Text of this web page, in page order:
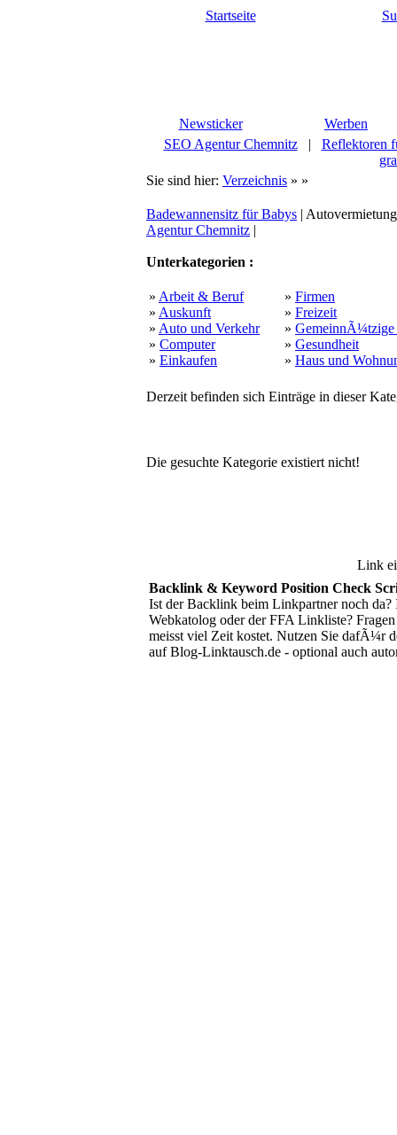
Startseite
Newsticker
Werben
SEO Agentur Chemnitz| Reflektoren
Sie sind hier: Verzeichnis » »
Badewannensitz für Babys |
Agentur Chemnitz |
Unterkategorien :
» Arbeit & Beruf
» Auskunft
» Auto und Verkehr
» Computer
» Einkaufen
» Firmen
» Freizeit
» GemeinnÃ¼tzige
» Gesundheit
» Haus und
Derzeit befinden sich Einträge in dieser
Die gesuchte Kategorie existiert nicht!
Link
Backlink & Keyword Position Check
Ist der Backlink beim Linkpartner noch
Webkatolog oder der FFA Linkliste?
meisst viel Zeit kostet. Nutzen Sie dafÃ¼r
auf Blog-Linktausch.de - optional auch